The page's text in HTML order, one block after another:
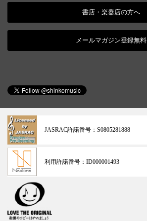
書店・楽器店の方へ
メールマガジン登録無料
JASRAC許諾番号： S0805281888
利用許諾番号： ID000001493